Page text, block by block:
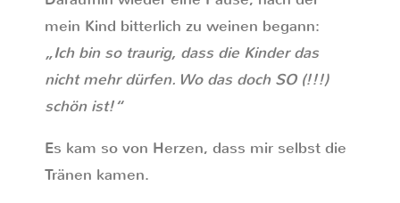
mein Kind bitterlich zu weinen begann:
„Ich bin so traurig, dass die Kinder das
nicht mehr dürfen. Wo das doch SO (!!!)
schön ist!“
Es kam so von Herzen, dass mir selbst die
Tränen kamen.